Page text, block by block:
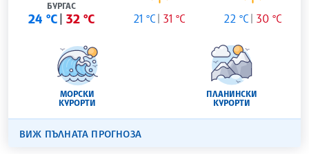
БУРГАС
24 °C 32 °C 21 °C 31 °C 22 °C 30 °C
МОРСКИ
КУРОРТИ
ПЛАНИНСКИ
КУРОРТИ
ВИЖ ПЪЛНАТА ПРОГНОЗА